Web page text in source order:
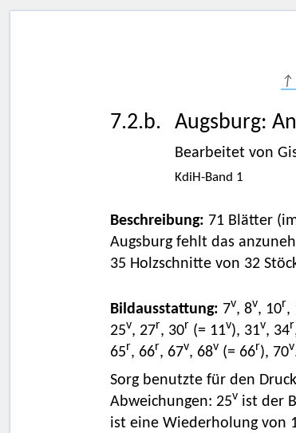
↑
7.2.b. Augsburg:
Bearbeitet von
KdiH-Band 1
Beschreibung: 71 Blätter
Augsburg fehlt das
35 Holzschnitte von 32
Bildausstattung: 7v, 8v, 10r,
25v, 27r, 30r (= 11v), 31v, 34r
65r, 66r, 67v, 68v (= 66r), 70v
Sorg benutzte für den
Abweichungen: 25v ist der
ist eine Wiederholung von